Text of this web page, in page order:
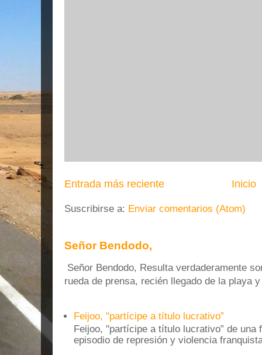
Entrada más reciente Inicio
Suscribirse a: Enviar comentarios (Atom)
Señor Bendodo,
Señor Bendodo, Resulta verdaderamente
rueda de prensa, recién llegado de la playa
Feijoo, "partícipe a título lucrativo”
Feijoo, "partícipe a título lucrativo” de una
episodio de represión y violencia